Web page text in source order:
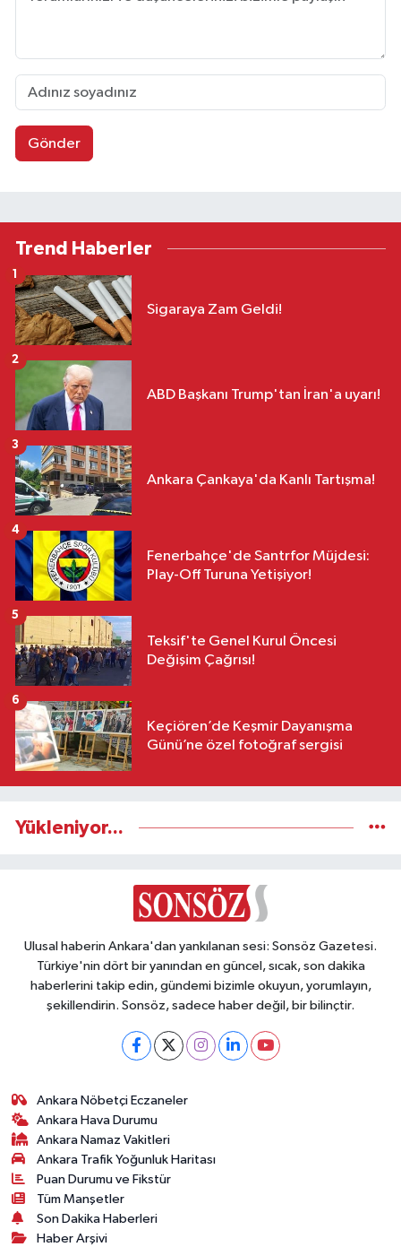
Gönder
Trend Haberler
Sigaraya Zam Geldi!
1
ABD Başkanı Trump'tan İran'a uyarı!
2
Ankara Çankaya'da Kanlı Tartışma!
3
Fenerbahçe'de Santrfor Müjdesi:
Play-Off Turuna Yetişiyor!
4
Teksif'te Genel Kurul Öncesi
Değişim Çağrısı!
5
Keçiören’de Keşmir Dayanışma
Günü’ne özel fotoğraf sergisi
6
Yükleniyor...
Ulusal haberin Ankara'dan yankılanan sesi: Sonsöz Gazetesi.
Türkiye'nin dört bir yanından en güncel, sıcak, son dakika
haberlerini takip edin, gündemi bizimle okuyun, yorumlayın,
şekillendirin. Sonsöz, sadece haber değil, bir bilinçtir.
Ankara Nöbetçi Eczaneler
Ankara Hava Durumu
Ankara Namaz Vakitleri
Ankara Trafik Yoğunluk Haritası
Puan Durumu ve Fikstür
Tüm Manşetler
Son Dakika Haberleri
Haber Arşivi